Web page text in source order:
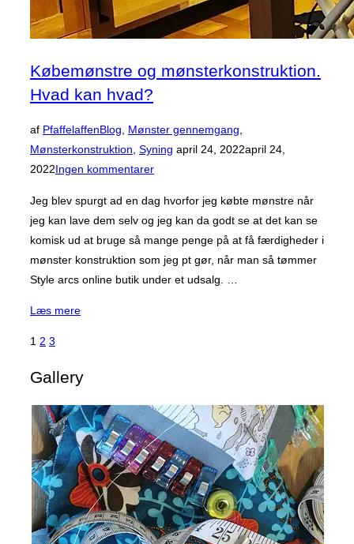
Købemønstre og mønsterkonstruktion.
Hvad kan hvad?
af PfaffelaffenBlog, Mønster gennemgang,
Mønsterkonstruktion, Syning Udgivet
april 24, 2022april 24,
2022Ingen kommentarer
Jeg blev spurgt ad en dag hvorfor jeg købte mønstre når
jeg kan lave dem selv og jeg kan da godt se at det kan se
komisk ud at bruge så mange penge på at få færdigheder i
mønster konstruktion som jeg pt gør, når man så tømmer
Style arcs online butik under et udsalg. …
Læs mere“Købemønstre
hvad?”
Indlægsinddeling
1 2 3
Gallery